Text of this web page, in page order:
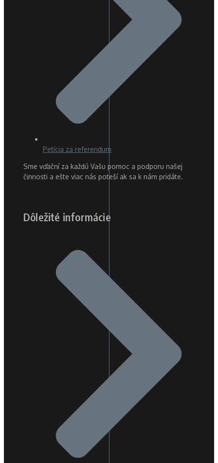
Petícia za referendum
Sme vďační za každú Vašu pomoc a podporu našej
činnosti a ešte viac nás poteší ak sa k nám pridáte.
Dôležité informácie